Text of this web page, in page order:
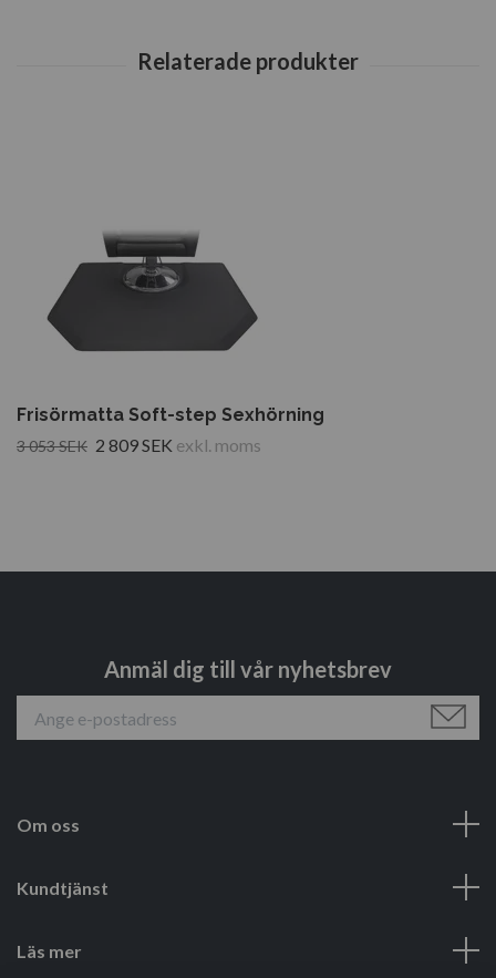
Frisörmatta Soft-step Sexhörning
3 053 SEK 2 809 SEK exkl. moms
Anmäl dig till vår nyhetsbrev
Om oss
Kundtjänst
Läs mer